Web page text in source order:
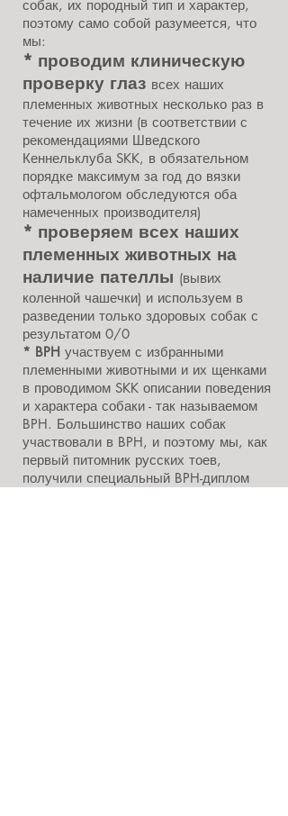
собак, их породный тип и характер,
поэтому само собой разумеется, что
мы:
* проводим клиническую
проверку глаз всех наших
племенных животных несколько раз в
течение их жизни (в соответствии с
рекомендациями Шведского
Кеннельклуба SKK, в обязательном
порядке максимум за год до вязки
офтальмологом обследуются оба
намеченных производителя)
* проверяем всех наших
племенных животных на
наличие пателлы (вывих
коленной чашечки) и используем в
разведении только здоровых собак с
результатом 0/0
* BPH участвуем с избранными
племенными животными и их щенками
в проводимом SKK описании поведения
и характера собаки - так называемом
BPH. Большинство наших собак
участвовали в BPH, и поэтому мы, как
первый питомник русских тоев,
получили специальный BPH-диплом